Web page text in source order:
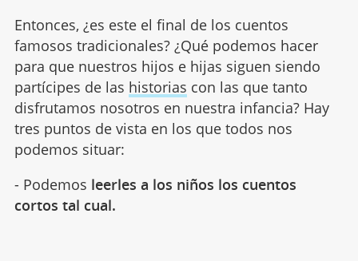
Entonces, ¿es este el final de los cuentos
famosos tradicionales? ¿Qué podemos hacer
para que nuestros hijos e hijas siguen siendo
partícipes de las historias con las que tanto
disfrutamos nosotros en nuestra infancia? Hay
tres puntos de vista en los que todos nos
podemos situar:
- Podemos leerles a los niños los cuentos
cortos tal cual.